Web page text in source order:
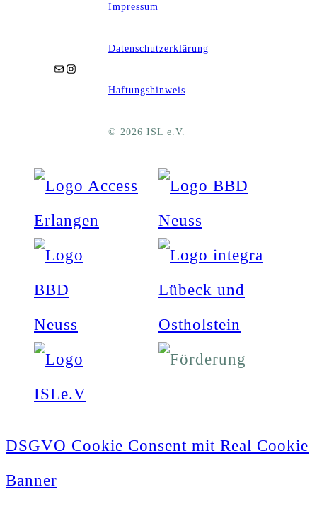
E-MailInstagram
Impressum
Datenschutzerklärung
Haftungshinweis
© 2026 ISL e.V.
DSGVO Cookie Consent mit Real Cookie
Banner